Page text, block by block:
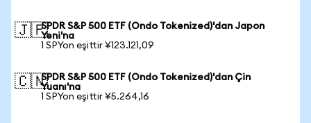
🇯🇵SPDR S&P 500 ETF (Ondo Tokenized)'dan Japon
Yeni'na
1 SPYon eşittir ¥123.121,09
🇨🇳SPDR S&P 500 ETF (Ondo Tokenized)'dan Çin
Yuanı'na
1 SPYon eşittir ¥5.264,16